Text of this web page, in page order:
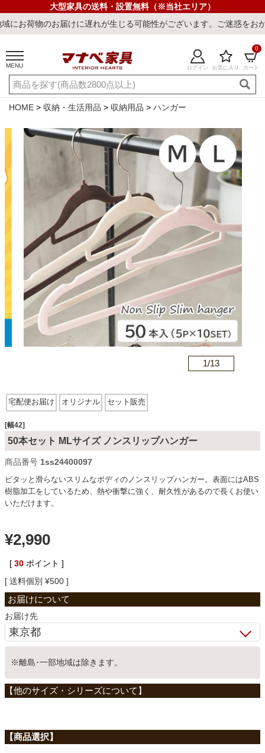
大型家具の送料・設置無料（※当社エリア）
けに遅れが生じる可能性がございます。ご迷惑をおかけしまして
MENU ログイン お気に入り カート
0
ご利用ガイド 新規会員登録
店舗一覧 閲覧履歴
キーワード・商品番号で探す
最短発送 冷感ラグ 冷感寝具 ワークデスク ウィルトンラ
カテゴリから探す
ソファ
椅子・チェア
食器棚・キッチン収納
収納家具
HOME 収納・生活用品 収納用品 ハンガー
1/13
宅配便お届け オリジナル セット販売
[幅42]
50本セット MLサイズ ノンスリップハンガー
商品番号 1ss24400097
ピタッと滑らないスリムなボディのノンスリップハンガー。表面にはABS
樹脂加工をしているため、熱や衝撃に強く、耐久性があるので長くお使い
いただけます。
¥2,990
[ 30 ポイント ]
送料個別 ¥500
お届け先
※離島･一部地域は除きます。